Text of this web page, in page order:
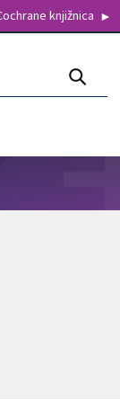
knjižnica